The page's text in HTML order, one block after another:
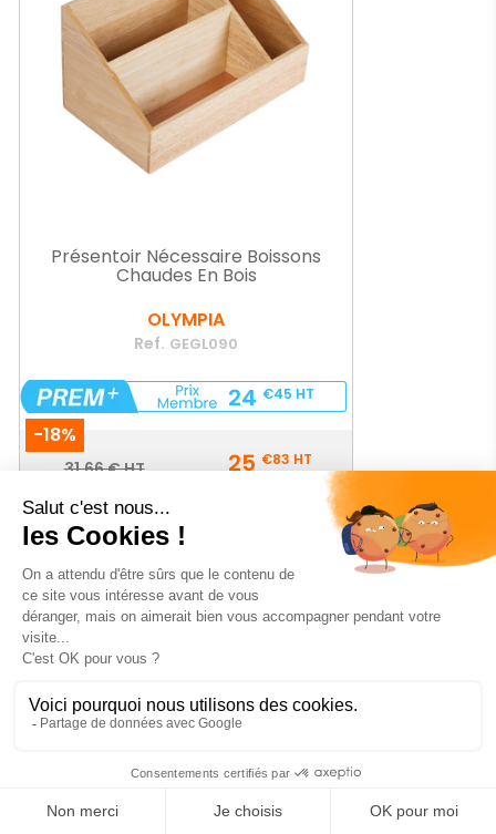
Présentoir Nécessaire Boissons
Chaudes En Bois
OLYMPIA
Ref. GEGL090
24 €45 HT
-18%
Prix
Prix
base
31,66 € HT 25€83 HT
AJOUTER AU PANIER